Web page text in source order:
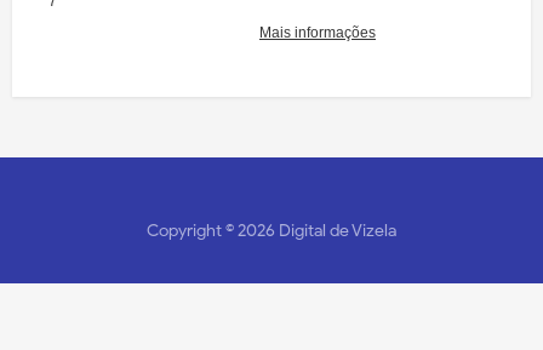
Copyright ©2026 Digital de Vizela